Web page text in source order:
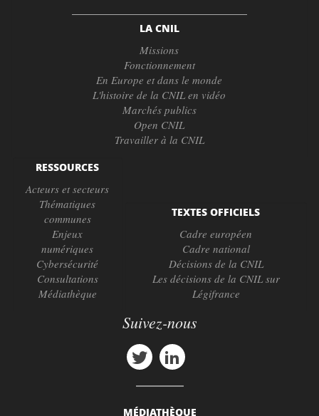
LA CNIL
Missions
Fonctionnement
En Europe et dans le monde
L'histoire de la CNIL en vidéo
Marchés publics
Open CNIL
Travailler à la CNIL
RESSOURCES
Acteurs et secteurs
Thématiques
communes
Enjeux
numériques
Cybersécurité
Consultations
Médiathèque
TEXTES OFFICIELS
Cadre européen
Cadre national
Décisions de la CNIL
Les décisions de la CNIL sur
Légifrance
Suivez-nous
MÉDIATHÈQUE